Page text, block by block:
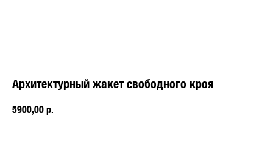
Архитектурный жакет свободного кроя
5900,00 р.